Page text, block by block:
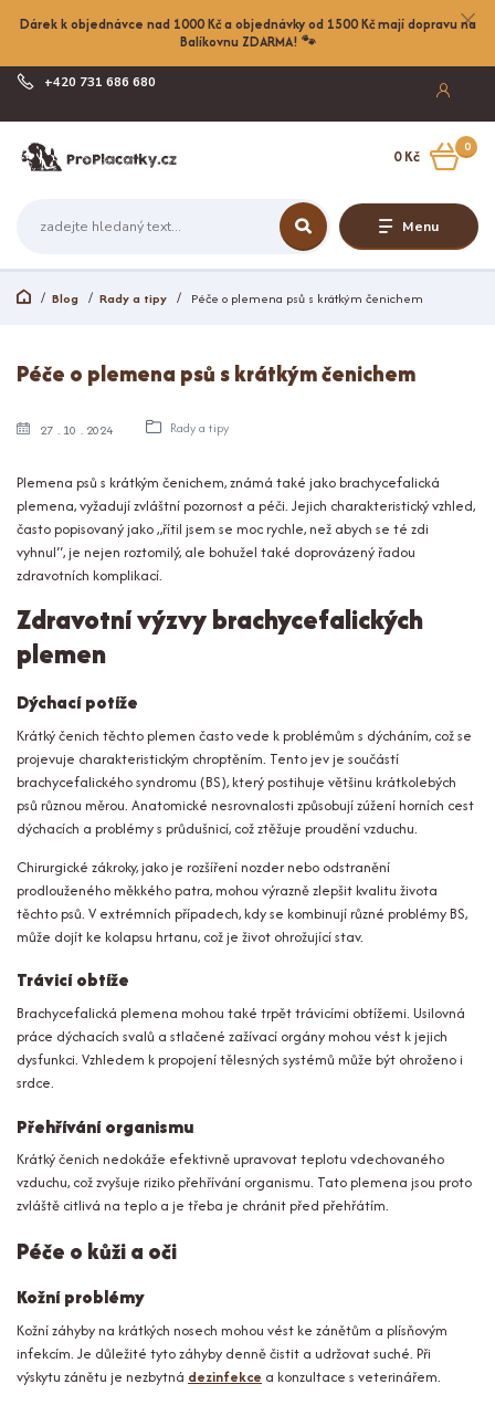
Dárek k objednávce nad 1000 Kč a objednávky od 1500 Kč mají dopravu na
Balíkovnu ZDARMA! 🐾
Menu
+420 731 686 680
0
0 Kč
Blog Rady a tipy Péče o plemena psů s krátkým čenichem
27 10 2024 Rady a tipy
Péče o plemena psů s krátkým čenichem
Plemena psů s krátkým čenichem, známá také jako brachycefalická
plemena, vyžadují zvláštní pozornost a péči. Jejich charakteristický vzhled,
často popisovaný jako „řítil jsem se moc rychle, než abych se té zdi
vyhnul“, je nejen roztomilý, ale bohužel také doprovázený řadou
zdravotních komplikací.
Zdravotní výzvy brachycefalických
plemen
Dýchací potíže
Krátký čenich těchto plemen často vede k problémům s dýcháním, což se
projevuje charakteristickým chroptěním. Tento jev je součástí
brachycefalického syndromu (BS), který postihuje většinu krátkolebých
psů různou měrou. Anatomické nesrovnalosti způsobují zúžení horních cest
dýchacích a problémy s průdušnicí, což ztěžuje proudění vzduchu.
Chirurgické zákroky, jako je rozšíření nozder nebo odstranění
prodlouženého měkkého patra, mohou výrazně zlepšit kvalitu života
těchto psů. V extrémních případech, kdy se kombinují různé problémy BS,
může dojít ke kolapsu hrtanu, což je život ohrožující stav.
Trávicí obtíže
Brachycefalická plemena mohou také trpět trávicími obtížemi. Usilovná
práce dýchacích svalů a stlačené zažívací orgány mohou vést k jejich
dysfunkci. Vzhledem k propojení tělesných systémů může být ohroženo i
srdce.
Přehřívání organismu
Krátký čenich nedokáže efektivně upravovat teplotu vdechovaného
vzduchu, což zvyšuje riziko přehřívání organismu. Tato plemena jsou proto
zvláště citlivá na teplo a je třeba je chránit před přehřátím.
Péče o kůži a oči
Kožní problémy
Kožní záhyby na krátkých nosech mohou vést ke zánětům a plísňovým
infekcím. Je důležité tyto záhyby denně čistit a udržovat suché. Při
výskytu zánětu je nezbytná dezinfekce a konzultace s veterinářem.